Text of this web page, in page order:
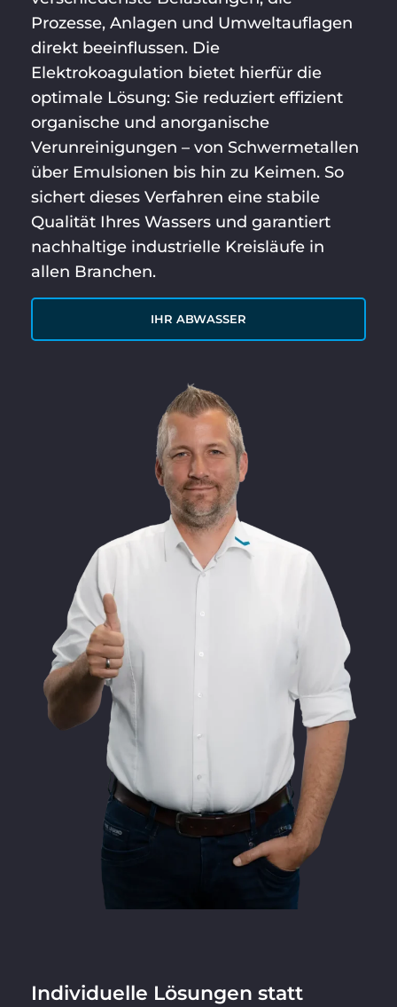
Prozesse, Anlagen und Umweltauflagen
direkt beeinflussen. Die
Elektrokoagulation bietet hierfür die
optimale Lösung: Sie reduziert effizient
organische und anorganische
Verunreinigungen – von Schwermetallen
über Emulsionen bis hin zu Keimen. So
sichert dieses Verfahren eine stabile
Qualität Ihres Wassers und garantiert
nachhaltige industrielle Kreisläufe in
allen Branchen.
IHR ABWASSER
Individuelle Lösungen statt